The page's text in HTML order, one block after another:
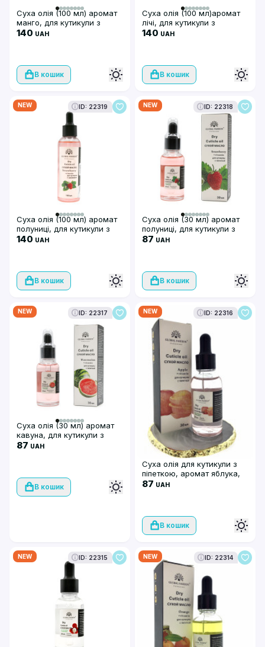
Суха олія (100 мл) аромат
манго, для кутикули з
піпеткою, Global Fashion
140 UAH
В кошик
Суха олія (100 мл)аромат
лічі, для кутикули з
піпеткою, Global Fashion
140 UAH
В кошик
NEW ID: 22319
Суха олія (100 мл) аромат
полуниці, для кутикули з
піпеткою, Global Fashion
140 UAH
В кошик
NEW ID: 22318
Суха олія (30 мл) аромат
полуниці, для кутикули з
піпеткою, Global Fashion
87 UAH
В кошик
NEW ID: 22317
Суха олія (30 мл) аромат
кавуна, для кутикули з
піпеткою, Global Fashion
87 UAH
В кошик
NEW ID: 22316
Суха олія для кутикули з
піпеткою, аромат яблука,
Global Fashion, 30 мл
87 UAH
В кошик
NEW ID: 22315 NEW ID: 22314